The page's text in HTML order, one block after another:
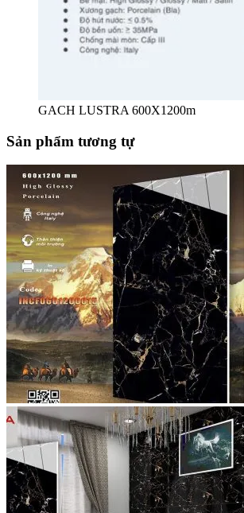
GACH LUSTRA 600X1200m
Sản phẩm tương tự